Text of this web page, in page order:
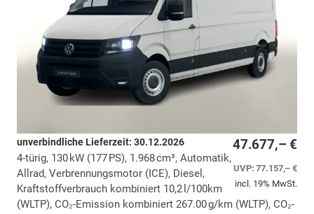
47.677,– €
UVP:77.157,– €
incl. 19% MwSt.
unverbindliche Lieferzeit: 30.12.2026
4-türig, 130 kW (177 PS), 1.968 cm³, Automatik,
Allrad, Verbrennungsmotor (ICE), Diesel,
Kraftstoffverbrauch kombiniert 10,2 l/100km
(WLTP), CO₂-Emission kombiniert 267.00 g/km (WLTP), CO₂-